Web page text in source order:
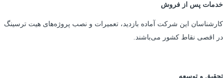
خدمات پس از فروش
کارشناسان این شرکت آماده بازدید، تعمیرات و نصب پروژه‌های هیت ترسینگ
در اقصی نقاط کشور می‌باشند.
تحقیق و توسعه